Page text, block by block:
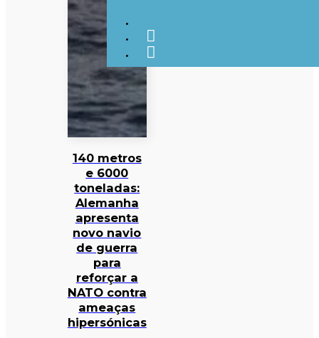
140 metros
e 6000
toneladas:
Alemanha
apresenta
novo navio
de guerra
para
reforçar a
NATO contra
ameaças
hipersónicas